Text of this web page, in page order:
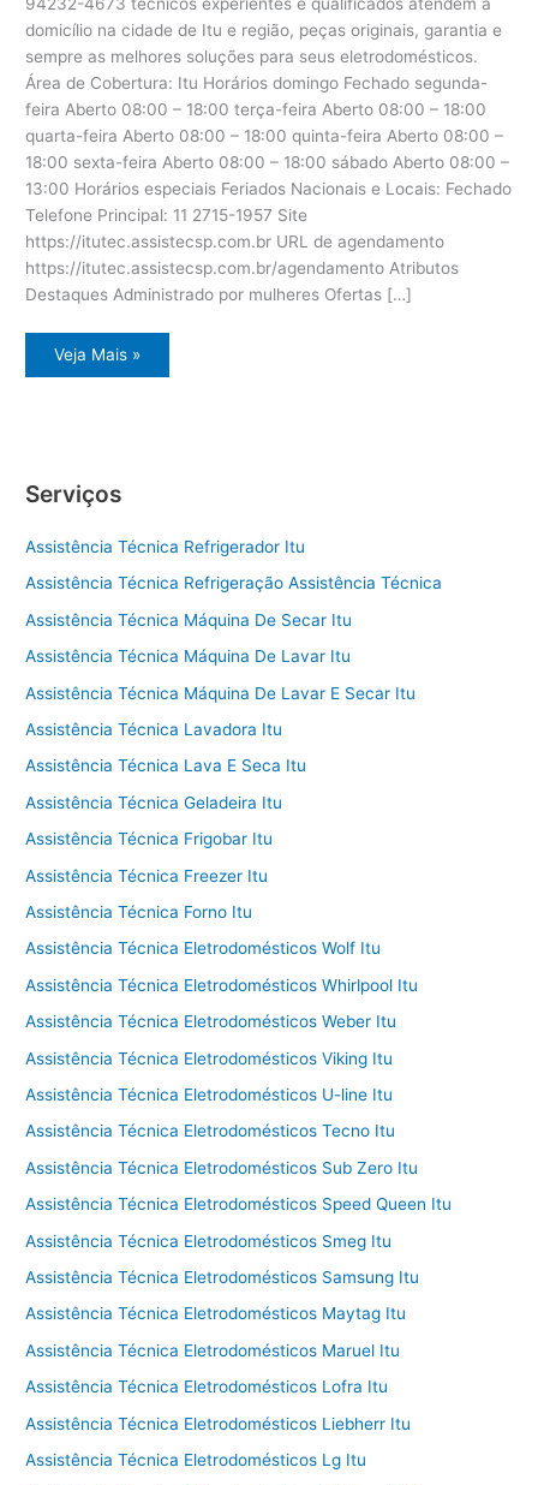
domicílio na cidade de Itu e região, peças originais, garantia e
sempre as melhores soluções para seus eletrodomésticos.
Área de Cobertura: Itu Horários domingo Fechado segunda-
feira Aberto 08:00 – 18:00 terça-feira Aberto 08:00 – 18:00
quarta-feira Aberto 08:00 – 18:00 quinta-feira Aberto 08:00 –
18:00 sexta-feira Aberto 08:00 – 18:00 sábado Aberto 08:00 –
13:00 Horários especiais Feriados Nacionais e Locais: Fechado
Telefone Principal: 11 2715-1957 Site
https://itutec.assistecsp.com.br URL de agendamento
https://itutec.assistecsp.com.br/agendamento Atributos
Destaques Administrado por mulheres Ofertas […]
Assistência
eletrodoméstico
Veja Mais »
Serviços
Assistência Técnica Refrigerador Itu
Assistência Técnica Refrigeração Assistência Técnica
Assistência Técnica Máquina De Secar Itu
Assistência Técnica Máquina De Lavar Itu
Assistência Técnica Máquina De Lavar E Secar Itu
Assistência Técnica Lavadora Itu
Assistência Técnica Lava E Seca Itu
Assistência Técnica Geladeira Itu
Assistência Técnica Frigobar Itu
Assistência Técnica Freezer Itu
Assistência Técnica Forno Itu
Assistência Técnica Eletrodomésticos Wolf Itu
Assistência Técnica Eletrodomésticos Whirlpool Itu
Assistência Técnica Eletrodomésticos Weber Itu
Assistência Técnica Eletrodomésticos Viking Itu
Assistência Técnica Eletrodomésticos U-line Itu
Assistência Técnica Eletrodomésticos Tecno Itu
Assistência Técnica Eletrodomésticos Sub Zero Itu
Assistência Técnica Eletrodomésticos Speed Queen Itu
Assistência Técnica Eletrodomésticos Smeg Itu
Assistência Técnica Eletrodomésticos Samsung Itu
Assistência Técnica Eletrodomésticos Maytag Itu
Assistência Técnica Eletrodomésticos Maruel Itu
Assistência Técnica Eletrodomésticos Lofra Itu
Assistência Técnica Eletrodomésticos Liebherr Itu
Assistência Técnica Eletrodomésticos Lg Itu